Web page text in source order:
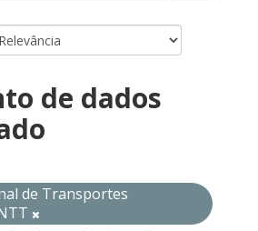
de dados
de Transportes